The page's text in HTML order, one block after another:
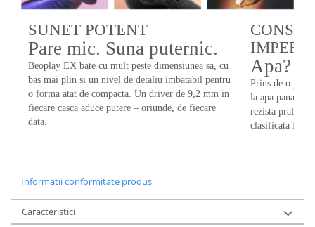
SUNET POTENT
Pare mic. Suna puternic.
Beoplay EX bate cu mult peste dimensiunea sa, cu
bas mai plin si un nivel de detaliu imbatabil pentru
o forma atat de compacta. Un driver de 9,2 mm in
fiecare casca aduce putere – oriunde, de fiecare
data.
Apa?
Prins de o
la apa pana la
rezista prafului
clasificata
Informatii conformitate produs
Caracteristici